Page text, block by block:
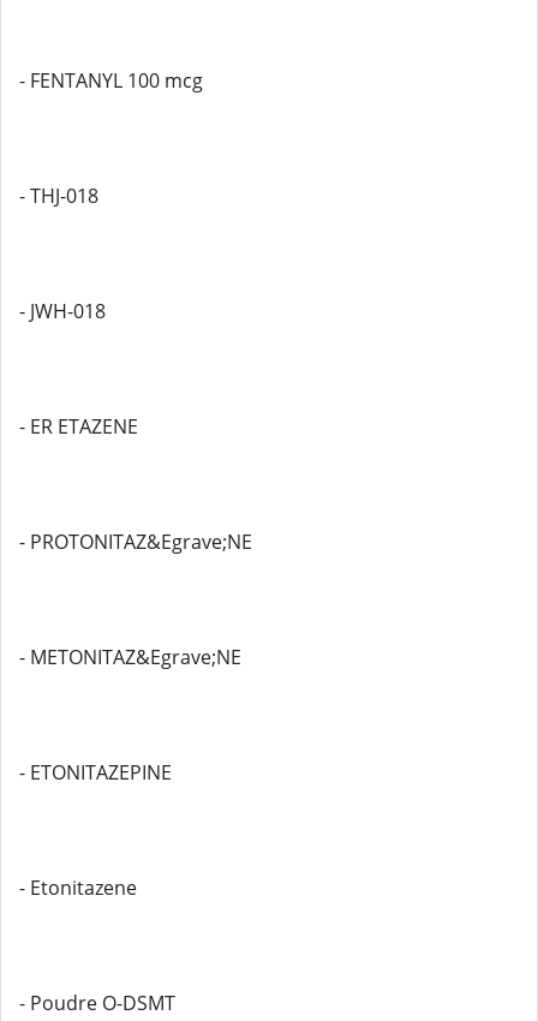
- FENTANYL 100 mcg
- THJ-018
- JWH-018
- ER ETAZENE
- PROTONITAZ&Egrave;NE
- METONITAZ&Egrave;NE
- ETONITAZEPINE
- Etonitazene
- Poudre O-DSMT